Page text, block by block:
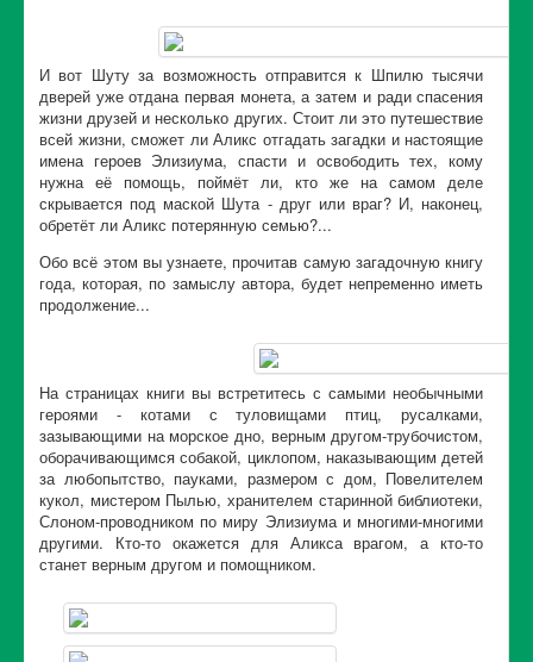
И вот Шуту за возможность отправится к Шпилю тысячи
дверей уже отдана первая монета, а затем и ради спасения
жизни друзей и несколько других. Стоит ли это путешествие
всей жизни, сможет ли Аликс отгадать загадки и настоящие
имена героев Элизиума, спасти и освободить тех, кому
нужна её помощь, поймёт ли, кто же на самом деле
скрывается под маской Шута - друг или враг? И, наконец,
обретёт ли Аликс потерянную семью?...
Обо всё этом вы узнаете, прочитав самую загадочную книгу
года, которая, по замыслу автора, будет непременно иметь
продолжение...
На страницах книги вы встретитесь с самыми необычными
героями - котами с туловищами птиц, русалками,
зазывающими на морское дно, верным другом-трубочистом,
оборачивающимся собакой, циклопом, наказывающим детей
за любопытство, пауками, размером с дом, Повелителем
кукол, мистером Пылью, хранителем старинной библиотеки,
Слоном-проводником по миру Элизиума и многими-многими
другими. Кто-то окажется для Аликса врагом, а кто-то
станет верным другом и помощником.